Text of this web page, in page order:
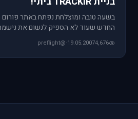
בשעה טובה ומוצלחת נפתח באתר פורום
החדש שעוד לא הספיק לנשום את
4,676
19.05.2007
·
@preflight